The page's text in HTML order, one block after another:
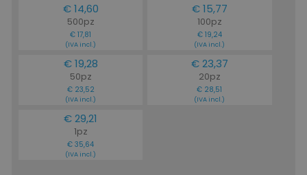
€ 14,60
500pz
€ 17,81
(IVA incl.)
€ 15,77
100pz
€ 19,24
(IVA incl.)
€ 19,28
50pz
€ 23,52
(IVA incl.)
€ 23,37
20pz
€ 28,51
(IVA incl.)
€ 29,21
1pz
€ 35,64
(IVA incl.)